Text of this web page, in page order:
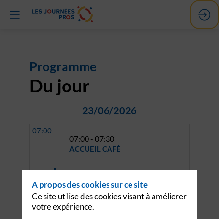
Programme
Du jour
23/06/2026
07:00
07:00 - 07:30
ACCUEIL CAFÉ
Le mot d'accueil de l'USH et
présentation des enjeux de la
journée
A propos des cookies sur ce site
Ce site utilise des cookies visant à améliorer
votre expérience.